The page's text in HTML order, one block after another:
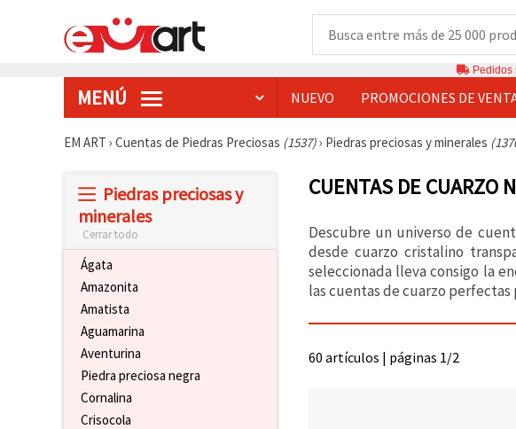
Pedidos
MENÚ NUEVO PROMOCIONES DE
EM ART › Cuentas de Piedras Preciosas (1537)› Piedras preciosas y minerales
Piedras preciosas y
minerales
Cerrar todo
Ágata
Amazonita
Amatista
Aguamarina
Aventurina
Piedra preciosa negra
Cornalina
Crisocola
CUENTAS DE CUARZO
Descubre un universo de
desde cuarzo cristalino
seleccionada lleva consigo la
las cuentas de cuarzo
60 artículos | páginas 1/2